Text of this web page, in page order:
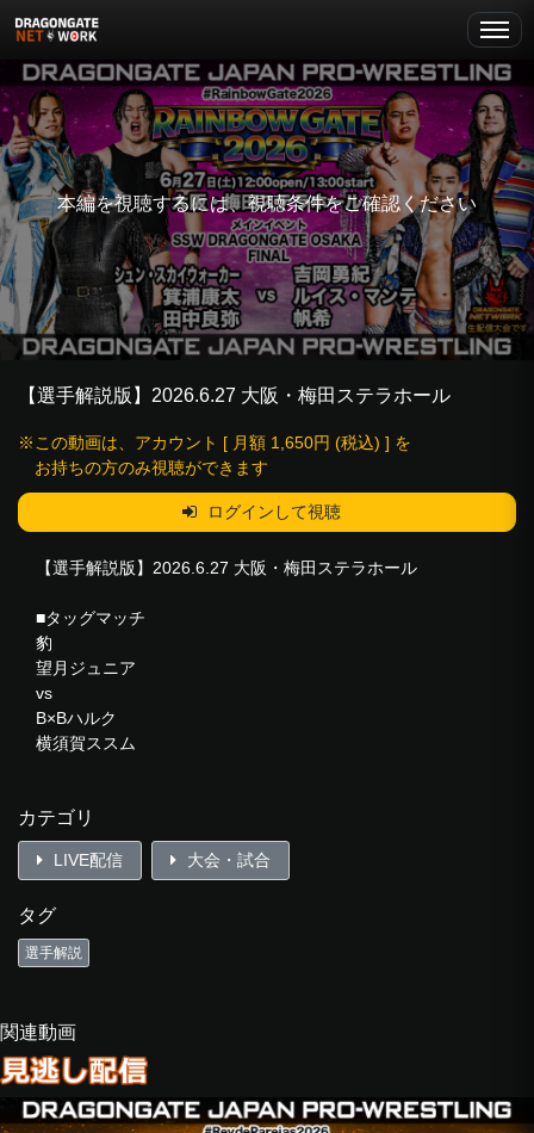
本編を視聴するには、視聴条件をご確認ください
【選手解説版】2026.6.27 大阪・梅田ステラホール
※この動画は、アカウント [ 月額 1,650円 (税込) ] を
お持ちの方のみ視聴ができます
ログインして視聴
【選手解説版】2026.6.27 大阪・梅田ステラホール
■タッグマッチ
豹
望月ジュニア
vs
B×Bハルク
横須賀ススム
エル・シエロ
布田龍
ホーホー・ルン
KAI
ジェイソン・リー
ISHIN
Riiita
vs
カテゴリ
LIVE配信 大会・試合
タグ
選手解説
関連動画